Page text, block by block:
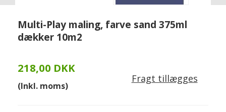
Multi-Play maling, farve sand 375ml
dækker 10m2
218,00 DKK
(Inkl. moms)
Fragt tillægges